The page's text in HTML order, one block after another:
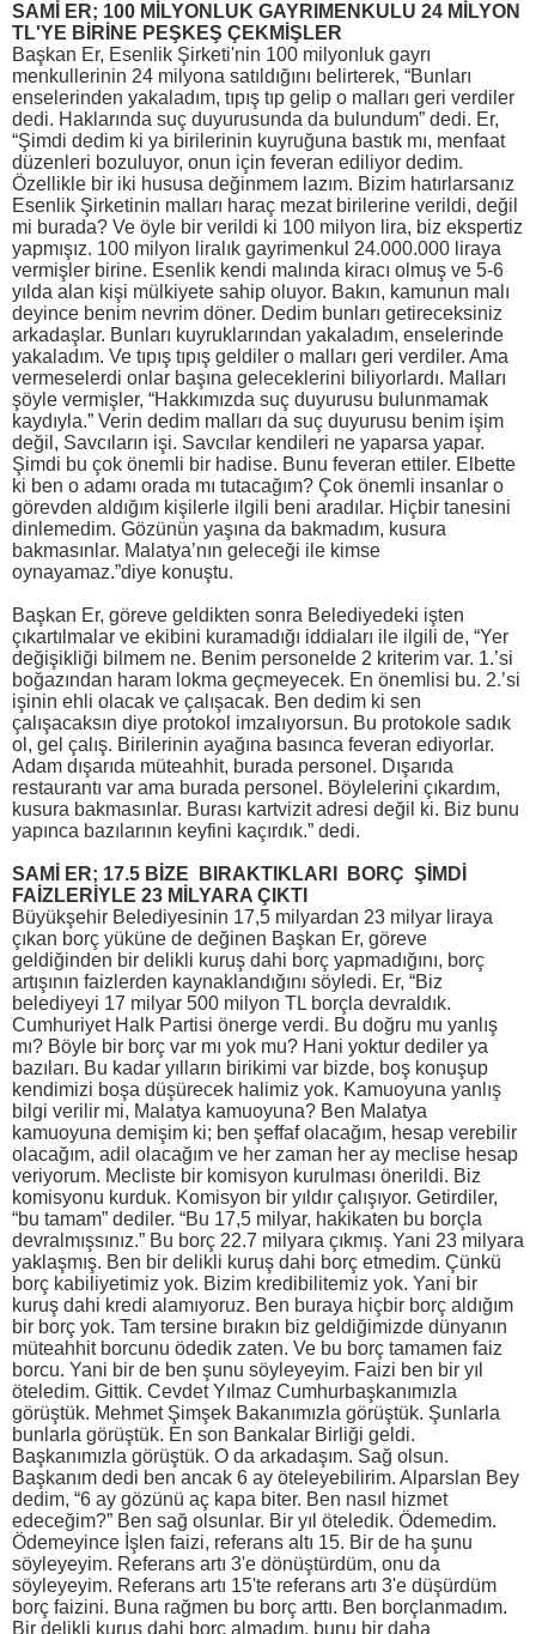
SAMİ ER; 100 MİLYONLUK GAYRIMENKULU 24 MİLYON
TL'YE BİRİNE PEŞKEŞ ÇEKMİŞLER
Başkan Er, Esenlik Şirketi'nin 100 milyonluk gayrı
menkullerinin 24 milyona satıldığını belirterek, “Bunları
enselerinden yakaladım, tıpış tıp gelip o malları geri verdiler
dedi. Haklarında suç duyurusunda da bulundum” dedi. Er,
“Şimdi dedim ki ya birilerinin kuyruğuna bastık mı, menfaat
düzenleri bozuluyor, onun için feveran ediliyor dedim.
Özellikle bir iki hususa değinmem lazım. Bizim hatırlarsanız
Esenlik Şirketinin malları haraç mezat birilerine verildi, değil
mi burada? Ve öyle bir verildi ki 100 milyon lira, biz ekspertiz
yapmışız. 100 milyon liralık gayrimenkul 24.000.000 liraya
vermişler birine. Esenlik kendi malında kiracı olmuş ve 5-6
yılda alan kişi mülkiyete sahip oluyor. Bakın, kamunun malı
deyince benim nevrim döner. Dedim bunları getireceksiniz
arkadaşlar. Bunları kuyruklarından yakaladım, enselerinde
yakaladım. Ve tıpış tıpış geldiler o malları geri verdiler. Ama
vermeselerdi onlar başına geleceklerini biliyorlardı. Malları
şöyle vermişler, “Hakkımızda suç duyurusu bulunmamak
kaydıyla.” Verin dedim malları da suç duyurusu benim işim
değil, Savcıların işi. Savcılar kendileri ne yaparsa yapar.
Şimdi bu çok önemli bir hadise. Bunu feveran ettiler. Elbette
ki ben o adamı orada mı tutacağım? Çok önemli insanlar o
görevden aldığım kişilerle ilgili beni aradılar. Hiçbir tanesini
dinlemedim. Gözünün yaşına da bakmadım, kusura
bakmasınlar. Malatya’nın geleceği ile kimse
oynayamaz.”diye konuştu.
Başkan Er, göreve geldikten sonra Belediyedeki işten
çıkartılmalar ve ekibini kuramadığı iddiaları ile ilgili de, “Yer
değişikliği bilmem ne. Benim personelde 2 kriterim var. 1.’si
boğazından haram lokma geçmeyecek. En önemlisi bu. 2.’si
işinin ehli olacak ve çalışacak. Ben dedim ki sen
çalışacaksın diye protokol imzalıyorsun. Bu protokole sadık
ol, gel çalış. Birilerinin ayağına basınca feveran ediyorlar.
Adam dışarıda müteahhit, burada personel. Dışarıda
restaurantı var ama burada personel. Böylelerini çıkardım,
kusura bakmasınlar. Burası kartvizit adresi değil ki. Biz bunu
yapınca bazılarının keyfini kaçırdık.” dedi.
SAMİ ER; 17.5 BİZE BIRAKTIKLARI BORÇ ŞİMDİ
FAİZLERİYLE 23 MİLYARA ÇIKTI
Büyükşehir Belediyesinin 17,5 milyardan 23 milyar liraya
çıkan borç yüküne de değinen Başkan Er, göreve
geldiğinden bir delikli kuruş dahi borç yapmadığını, borç
artışının faizlerden kaynaklandığını söyledi. Er, “Biz
belediyeyi 17 milyar 500 milyon TL borçla devraldık.
Cumhuriyet Halk Partisi önerge verdi. Bu doğru mu yanlış
mı? Böyle bir borç var mı yok mu? Hani yoktur dediler ya
bazıları. Bu kadar yılların birikimi var bizde, boş konuşup
kendimizi boşa düşürecek halimiz yok. Kamuoyuna yanlış
bilgi verilir mi, Malatya kamuoyuna? Ben Malatya
kamuoyuna demişim ki; ben şeffaf olacağım, hesap verebilir
olacağım, adil olacağım ve her zaman her ay meclise hesap
veriyorum. Mecliste bir komisyon kurulması önerildi. Biz
komisyonu kurduk. Komisyon bir yıldır çalışıyor. Getirdiler,
“bu tamam” dediler. “Bu 17,5 milyar, hakikaten bu borçla
devralmışsınız.” Bu borç 22.7 milyara çıkmış. Yani 23 milyara
yaklaşmış. Ben bir delikli kuruş dahi borç etmedim. Çünkü
borç kabiliyetimiz yok. Bizim kredibilitemiz yok. Yani bir
kuruş dahi kredi alamıyoruz. Ben buraya hiçbir borç aldığım
bir borç yok. Tam tersine bırakın biz geldiğimizde dünyanın
müteahhit borcunu ödedik zaten. Ve bu borç tamamen faiz
borcu. Yani bir de ben şunu söyleyeyim. Faizi ben bir yıl
öteledim. Gittik. Cevdet Yılmaz Cumhurbaşkanımızla
görüştük. Mehmet Şimşek Bakanımızla görüştük. Şunlarla
bunlarla görüştük. En son Bankalar Birliği geldi.
Başkanımızla görüştük. O da arkadaşım. Sağ olsun.
Başkanım dedi ben ancak 6 ay öteleyebilirim. Alparslan Bey
dedim, “6 ay gözünü aç kapa biter. Ben nasıl hizmet
edeceğim?” Ben sağ olsunlar. Bir yıl öteledik. Ödemedim.
Ödemeyince İşlen faizi, referans altı 15. Bir de ha şunu
söyleyeyim. Referans artı 3'e dönüştürdüm, onu da
söyleyeyim. Referans artı 15'te referans artı 3'e düşürdüm
borç faizini. Buna rağmen bu borç arttı. Ben borçlanmadım.
Bir delikli kuruş dahi borç almadım, bunu bir daha